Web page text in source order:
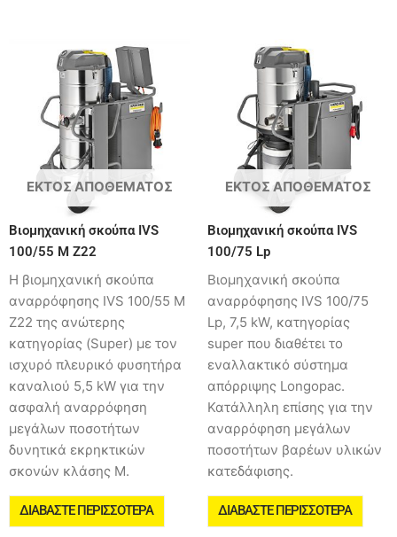
ΕΚΤΌΣ ΑΠΟΘΈΜΑΤΟΣ
Βιομηχανική σκούπα IVS
100/55 M Z22
Η βιομηχανική σκούπα
αναρρόφησης IVS 100/55 M
Z22 της ανώτερης
κατηγορίας (Super) με τον
ισχυρό πλευρικό φυσητήρα
καναλιού 5,5 kW για την
ασφαλή αναρρόφηση
μεγάλων ποσοτήτων
δυνητικά εκρηκτικών
σκονών κλάσης Μ.
ΔΙΑΒΆΣΤΕ ΠΕΡΙΣΣΌΤΕΡΑ
ΕΚΤΌΣ ΑΠΟΘΈΜΑΤΟΣ
Βιομηχανική σκούπα IVS
100/75 Lp
Βιομηχανική σκούπα
αναρρόφησης IVS 100/75
Lp, 7,5 kW, κατηγορίας
super που διαθέτει το
εναλλακτικό σύστημα
απόρριψης Longopac.
Κατάλληλη επίσης για την
αναρρόφηση μεγάλων
ποσοτήτων βαρέων υλικών
κατεδάφισης.
ΔΙΑΒΆΣΤΕ ΠΕΡΙΣΣΌΤΕΡΑ